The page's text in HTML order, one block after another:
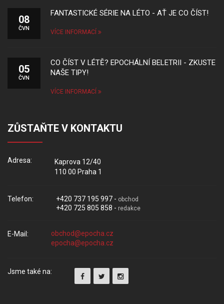
08
ČVN
FANTASTICKÉ SÉRIE NA LÉTO - AŤ JE CO ČÍST!
VÍCE INFORMACÍ
05
ČVN
CO ČÍST V LÉTĚ? EPOCHÁLNÍ BELETRII - ZKUSTE
NAŠE TIPY!
VÍCE INFORMACÍ
ZŮSTAŇTE V KONTAKTU
Adresa:
Kaprova 12/40
110 00 Praha 1
Telefon: +420 737 195 997 - obchod
+420 725 805 858 - redakce
E-Mail:
Jsme také na: